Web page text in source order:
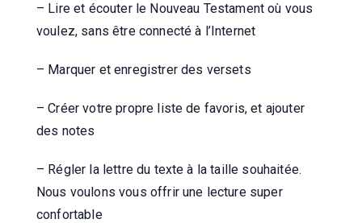
– Lire et écouter le Nouveau Testament où vous
voulez, sans être connecté à l’Internet
– Marquer et enregistrer des versets
– Créer votre propre liste de favoris, et ajouter
des notes
– Régler la lettre du texte à la taille souhaitée.
Nous voulons vous offrir une lecture super
confortable